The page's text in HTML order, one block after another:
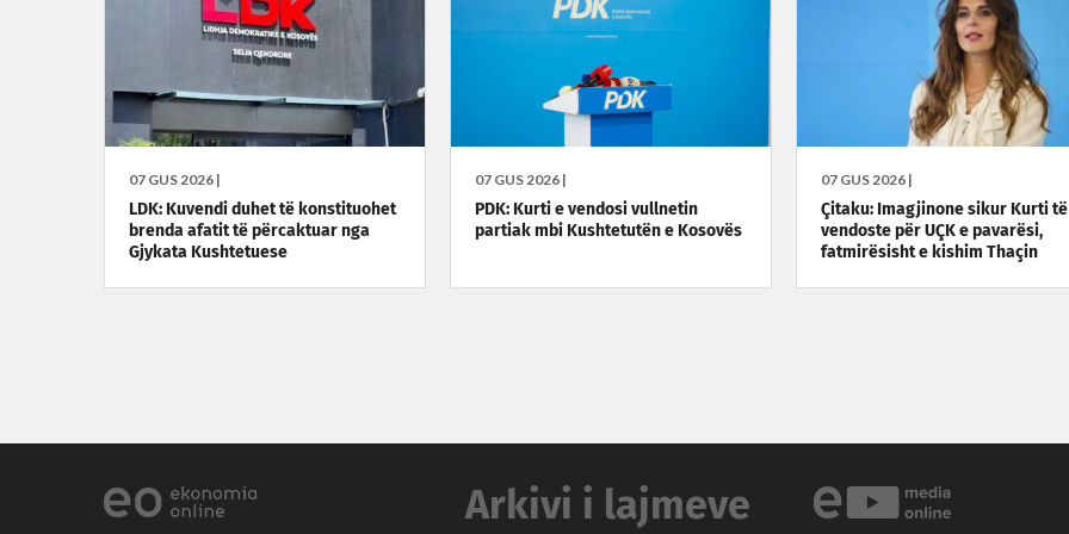
07 GUS 2026 |
LDK: Kuvendi duhet të konstituohet
brenda afatit të përcaktuar nga
Gjykata Kushtetuese
07 GUS 2026 |
PDK: Kurti e vendosi vullnetin
partiak mbi Kushtetutën e Kosovës
07 GUS 2026 |
Çitaku: Imagjinone sikur Kurti të
vendoste për UÇK e pavarësi,
fatmirësisht e kishim Thaçin
Arkivi i lajmeve